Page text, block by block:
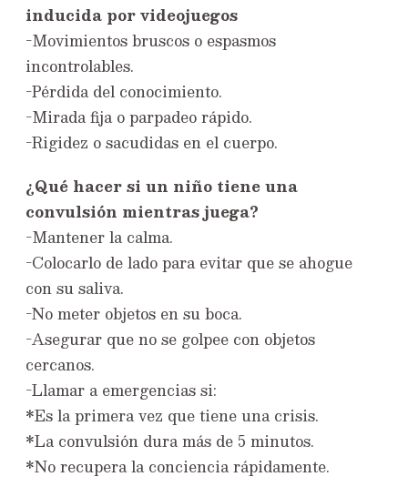
inducida por videojuegos
-Movimientos bruscos o espasmos
incontrolables.
-Pérdida del conocimiento.
-Mirada fija o parpadeo rápido.
-Rigidez o sacudidas en el cuerpo.
¿Qué hacer si un niño tiene una
convulsión mientras juega?
-Mantener la calma.
-Colocarlo de lado para evitar que se ahogue
con su saliva.
-No meter objetos en su boca.
-Asegurar que no se golpee con objetos
cercanos.
-Llamar a emergencias si:
*Es la primera vez que tiene una crisis.
*La convulsión dura más de 5 minutos.
*No recupera la conciencia rápidamente.